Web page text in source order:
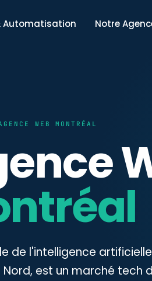
Automatisation Notre
WEB MONTRÉAL
de l'intelligence
est un marché tech